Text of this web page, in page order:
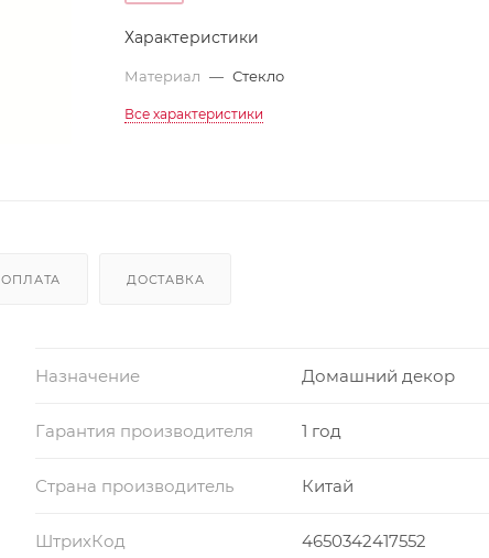
Характеристики
Материал — Стекло
Все характеристики
ОПЛАТА ДОСТАВКА
Назначение Домашний декор
Гарантия производителя 1 год
Страна производитель Китай
ШтрихКод 4650342417552